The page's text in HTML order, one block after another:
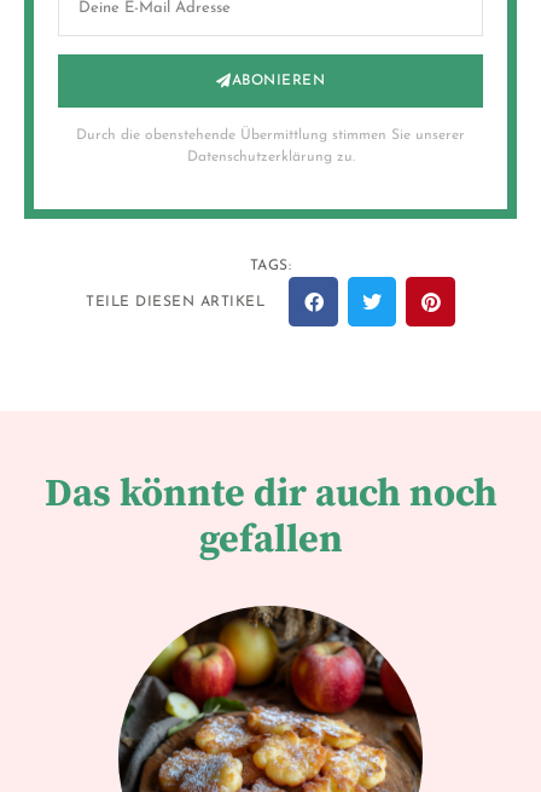
ABONIEREN
Durch die obenstehende Übermittlung stimmen Sie unserer
Datenschutzerklärung zu.
TAGS:
TEILE DIESEN ARTIKEL
Das könnte dir auch noch
gefallen